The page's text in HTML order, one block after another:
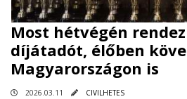
Most hétvégén
díjátadót, élőben
Magyarországon is
2026.03.11 CIVILHETES